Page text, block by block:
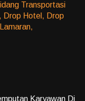
Transportasi
Drop Hotel, Drop
Karyawan Di